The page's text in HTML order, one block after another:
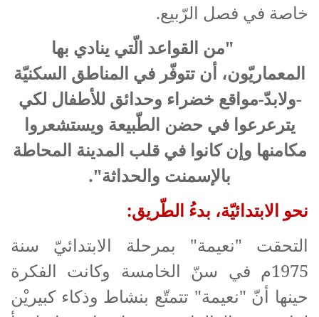
خاصة في فصل الرّبيع.
"من القواعد الّتي ينادي بها
المعماريّون، أن تتوفّر في المناطق السكنيّة
-ولابدّ-مواقع خضراء وحدائق للأطفال لكي
يترعرعوا في حضن الطّبيعة ويستشعروا
مكامنها وإن كانوا في قلب المدينة المحاطة
بالإسمنت والحداثة".
نحو الابتدائيّة، بدءُ الطّريق:
التحقت "نعيمة" بمرحلة الابتدائيّ سنة
1975م في سنّ الخامسة وكانت الفكرة
حينها أنّ "نعيمة" تتمتّع بنشاط وذكاء كبيريْن